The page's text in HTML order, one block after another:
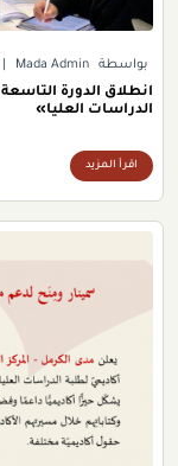
بواسطة Mada Admin
انطلاق الدورة
الدراسات العليا»
اقرأ المزيد